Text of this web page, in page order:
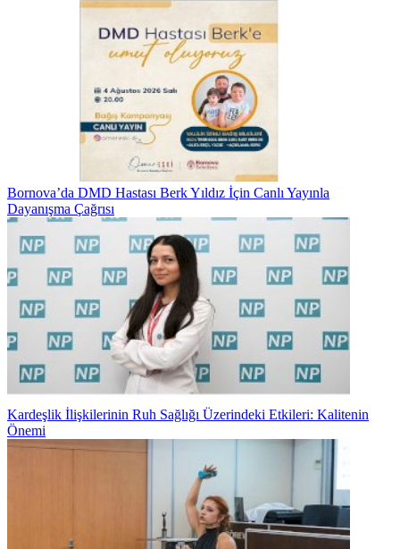
Bornova’da DMD Hastası Berk Yıldız İçin Canlı Yayınla
Dayanışma Çağrısı
Kardeşlik İlişkilerinin Ruh Sağlığı Üzerindeki Etkileri: Kalitenin
Önemi